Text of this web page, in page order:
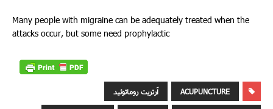
Many people with migraine can be adequately treated when the
attacks occur, but some need prophylactic
ACUPUNCTURE آرتریت روماتوئید